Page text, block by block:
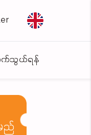
သွယ်ရန်
ည်